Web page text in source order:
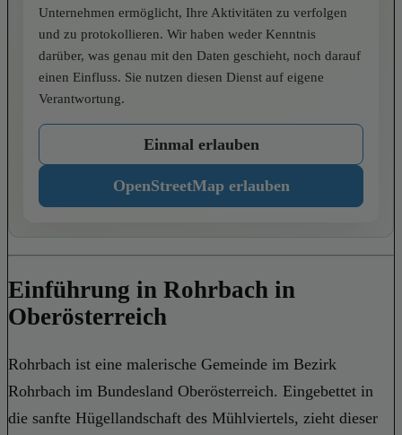
Unternehmen ermöglicht, Ihre Aktivitäten zu verfolgen
und zu protokollieren. Wir haben weder Kenntnis
darüber, was genau mit den Daten geschieht, noch darauf
einen Einfluss. Sie nutzen diesen Dienst auf eigene
Verantwortung.
Einmal erlauben
OpenStreetMap erlauben
Einführung in Rohrbach in
Oberösterreich
Rohrbach ist eine malerische Gemeinde im Bezirk
Rohrbach im Bundesland Oberösterreich. Eingebettet in
die sanfte Hügellandschaft des Mühlviertels, zieht dieser